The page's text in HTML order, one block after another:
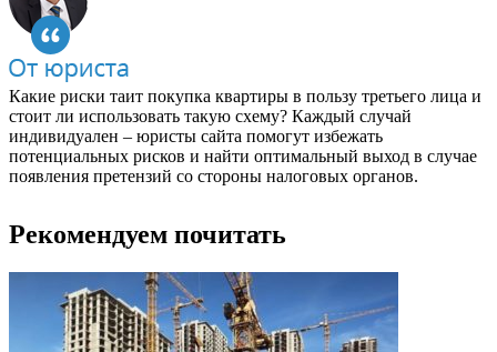
Какие риски таит покупка квартиры в пользу третьего лица и
стоит ли использовать такую схему? Каждый случай
индивидуален – юристы сайта помогут избежать
потенциальных рисков и найти оптимальный выход в случае
появления претензий со стороны налоговых органов.
Рекомендуем почитать